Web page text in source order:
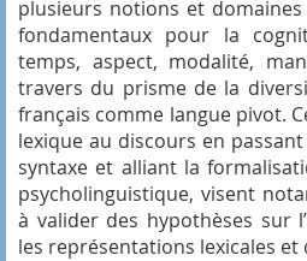
plusieurs notions et
fondamentaux pour la
temps, aspect, modalité,
travers du prisme de la
français comme langue pivot.
lexique au discours en
syntaxe et alliant la
psycholinguistique, visent
à valider des hypothèses sur
les représentations lexicales et